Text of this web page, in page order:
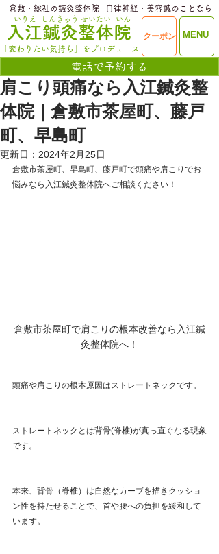
ME
​入江鍼灸整体院
いりえ
MENU
クーポン
電話で予約する
せいたい
しんきゅう いん
「変わりたい気持ち」をプロデュース
​倉敷・総社の鍼灸整体院 ​自律神経・美容鍼のことなら
肩こり頭痛なら入江鍼灸整
体院｜倉敷市茶屋町、藤戸
町、早島町
更新日： 2024年2月25日
倉敷市茶屋町、早島町、藤戸町で頭痛や肩こりでお
悩みなら入江鍼灸整体院へご相談ください！
倉敷市茶屋町で肩こりの根本改善なら入江鍼
灸整体院へ！
頭痛や肩こりの根本原因はストレートネックです。
ストレートネックとは背骨(脊椎)が真っ直ぐなる現象
です。
本来、背骨（脊椎）は自然なカーブを描きクッショ
ン性を持たせることで、首や腰への負担を緩和して
います。